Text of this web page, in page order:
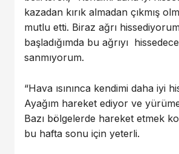
kazadan kırık almadan çıkmış
mutlu etti. Biraz ağrı
başladığımda bu ağrıyı
sanmıyorum.
“Hava ısınınca kendimi daha iyi
Ayağım hareket ediyor ve
Bazı bölgelerde hareket etmek
bu hafta sonu için yeterli.